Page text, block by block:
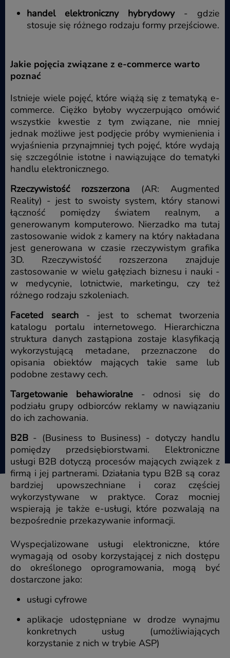
handel elektroniczny hybrydowy- gdzie
stosuje się różnego rodzaju formy przejściowe.
Jakie pojęcia związane z e-commerce warto
poznać
Istnieje wiele pojęć, które wiążą się z tematyką e-
commerce. Ciężko byłoby wyczerpująco omówić
wszystkie kwestie z tym związane, nie mniej
jednak możliwe jest podjęcie próby wymienienia i
wyjaśnienia przynajmniej tych pojęć, które wydają
się szczególnie istotne i nawiązujące do tematyki
handlu elektronicznego.
Rzeczywistość rozszerzona (AR: Augmented
Reality) - jest to swoisty system, który stanowi
łączność pomiędzy światem realnym, a
generowanym komputerowo. Nierzadko ma tutaj
zastosowanie widok z kamery na który nakładana
jest generowana w czasie rzeczywistym grafika
3D. Rzeczywistość rozszerzona znajduje
zastosowanie w wielu gałęziach biznesu i nauki -
w medycynie, lotnictwie, marketingu, czy też
różnego rodzaju szkoleniach.
Faceted search - jest to schemat tworzenia
katalogu portalu internetowego. Hierarchiczna
struktura danych zastąpiona zostaje klasyfikacją
wykorzystującą metadane, przeznaczone do
opisania obiektów mających takie same lub
podobne zestawy cech.
Targetowanie behawioralne- odnosi się do
podziału grupy odbiorców reklamy w nawiązaniu
do ich zachowania.
B2B - (Business to Business) - dotyczy handlu
pomiędzy przedsiębiorstwami. Elektroniczne
usługi B2B dotyczą procesów mających związek z
firmą i jej partnerami. Działania typu B2B są coraz
bardziej upowszechniane i coraz częściej
wykorzystywane w praktyce. Coraz mocniej
wspierają je także e-usługi, które pozwalają na
bezpośrednie przekazywanie informacji.
Wyspecjalizowane usługi elektroniczne, które
wymagają od osoby korzystającej z nich dostępu
do określonego oprogramowania, mogą być
dostarczone jako:
usługi cyfrowe
aplikacje udostępniane w drodze wynajmu
konkretnych usług (umożliwiających
korzystanie z nich w trybie ASP)